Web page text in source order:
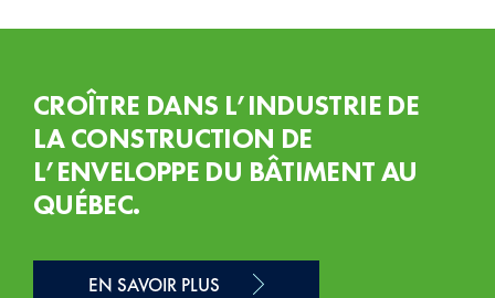
CROÎTRE DANS L’INDUSTRIE DE
LA CONSTRUCTION DE
L’ENVELOPPE DU BÂTIMENT AU
QUÉBEC.
EN SAVOIR PLUS